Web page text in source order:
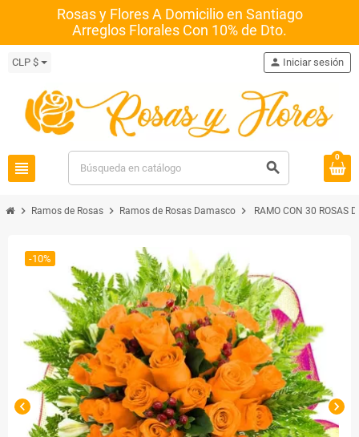
Rosas y Flores A Domicilio en Santiago
Arreglos Florales Con 10% de Dto.
CLP $
view_headline search
person Iniciar sesión
0
chevron_right Ramos de Rosas chevron_right Ramos de Rosas Damasco chevron_right RAMO CON 30 ROSAS
chevron_left chevron_right
-10%